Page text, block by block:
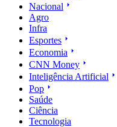
Nacional
Agro
Infra
Esportes
Economia
CNN Money
Inteligência Artificial
Pop
Saúde
Ciência
Tecnologia